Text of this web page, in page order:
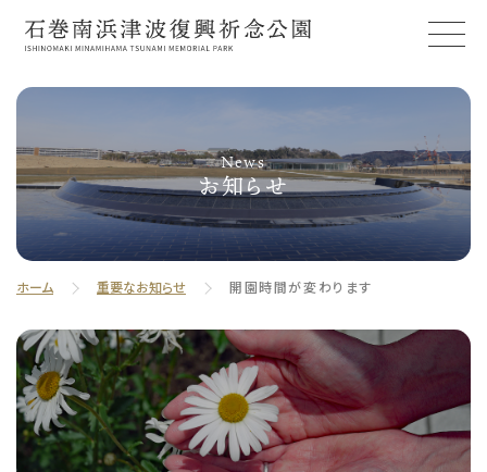
News
お知らせ
ホーム 重要なお知らせ 開園時間が変わります